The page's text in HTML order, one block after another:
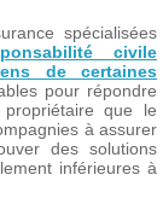
spécialisées
civile
de certaines
pour répondre
que le
à assurer
des solutions
inférieures à